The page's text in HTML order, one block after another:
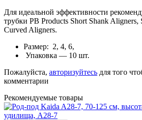
Для идеальной эффективности
трубки PB Products Short Shank
Curved Aligners.
Размер: 2, 4, 6,
Упаковка — 10 шт.
Пожалуйста, авторизуйтесь для того
комментарии
Рекомендуемые товары